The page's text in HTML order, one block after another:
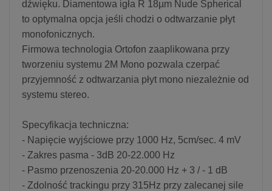
dźwięku. Diamentowa igła R 18µm Nude Spherical
to optymalna opcja jeśli chodzi o odtwarzanie płyt
monofonicznych.
Firmowa technologia Ortofon zaaplikowana przy
tworzeniu systemu 2M Mono pozwala czerpać
przyjemność z odtwarzania płyt mono niezależnie od
systemu stereo.
Specyfikacja techniczna:
- Napięcie wyjściowe przy 1000 Hz, 5cm/sec. 4 mV
- Zakres pasma - 3dB 20-22.000 Hz
- Pasmo przenoszenia 20-20.000 Hz + 3 / - 1 dB
- Zdolność trackingu przy 315Hz przy zalecanej sile